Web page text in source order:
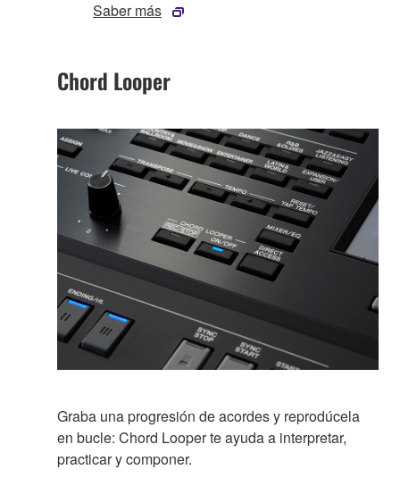
Saber más
Chord Looper
Graba una progresión de acordes y reprodúcela
en bucle: Chord Looper te ayuda a interpretar,
practicar y componer.